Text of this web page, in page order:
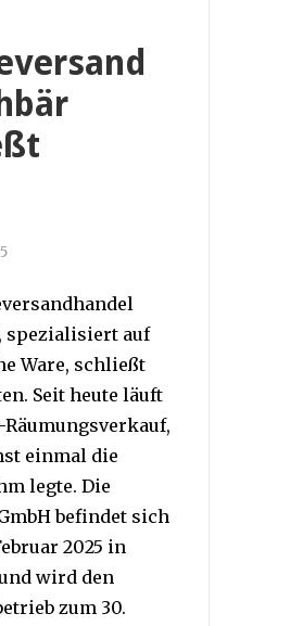
, spezialisiert auf
Ware, schließt
Seit heute läuft
einmal die
legte. Die
befindet sich
2025 in
wird den
zum 30.